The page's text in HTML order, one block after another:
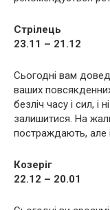
Стрілець
23.11 – 21.12
Сьогодні вам
ваших
безліч часу і сил, і
залишитися. На
постраждають, але
Козеріг
22.12 – 20.01